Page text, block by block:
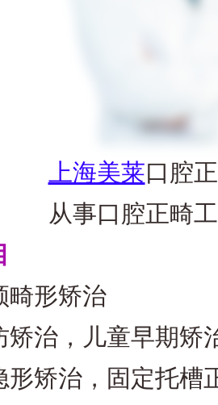
上海美莱口腔
从事口腔正畸工
形矫治
治，儿童早期矫
矫治，固定托槽